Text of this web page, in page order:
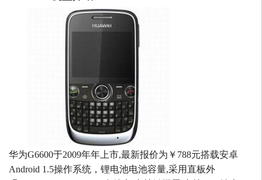
华为G6600于2009年年上市,最新报价为￥788元搭载安卓
Android 1.5操作系统，锂电池电池容量,采用直板外